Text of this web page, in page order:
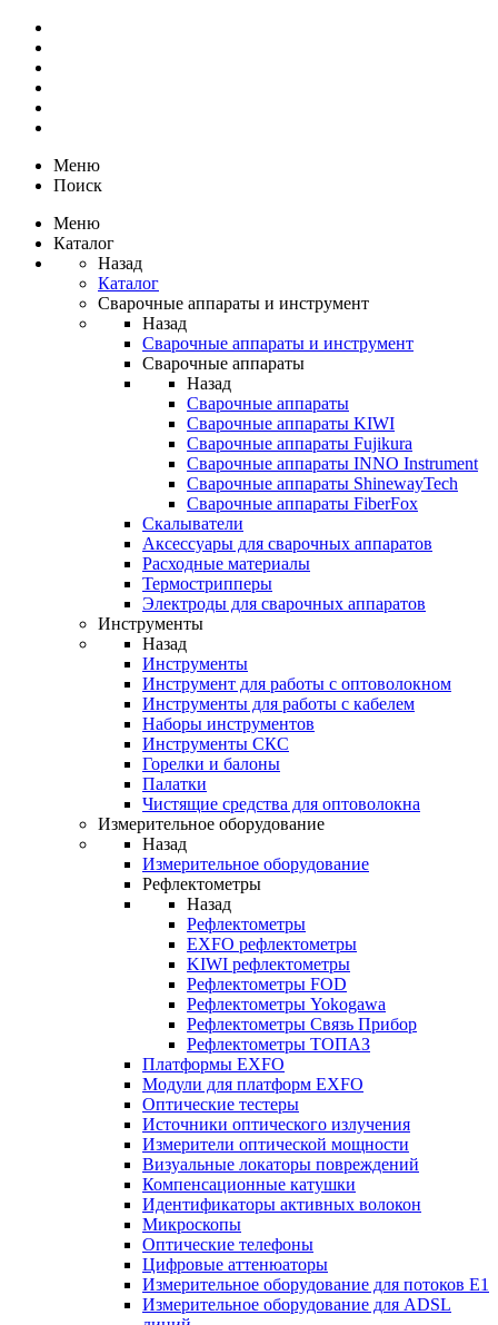
Меню
Поиск
Меню
Каталог
Назад
Каталог
Сварочные аппараты и инструмент
Назад
Сварочные аппараты и инструмент
Сварочные аппараты
Назад
Сварочные аппараты
Сварочные аппараты KIWI
Сварочные аппараты Fujikura
Сварочные аппараты INNO Instrument
Сварочные аппараты ShinewayTech
Cварочные аппараты FiberFox
Скалыватели
Аксессуары для сварочных аппаратов
Расходные материалы
Термострипперы
Электроды для сварочных аппаратов
Инструменты
Назад
Инструменты
Инструмент для работы с оптоволокном
Инструменты для работы с кабелем
Наборы инструментов
Инструменты СКС
Горелки и балоны
Палатки
Чистящие средства для оптоволокна
Измерительное оборудование
Назад
Измерительное оборудование
Рефлектометры
Назад
Рефлектометры
EXFO рефлектометры
KIWI рефлектометры
Рефлектометры FOD
Рефлектометры Yokogawa
Рефлектометры Связь Прибор
Рефлектометры ТОПАЗ
Платформы EXFO
Модули для платформ EXFO
Оптические тестеры
Источники оптического излучения
Измерители оптической мощности
Визуальные локаторы повреждений
Компенсационные катушки
Идентификаторы активных волокон
Микроскопы
Оптические телефоны
Цифровые аттенюаторы
Измерительное оборудование для потоков Е1
Измерительное оборудование для ADSL